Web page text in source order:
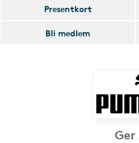
Presentkort
Bli medlem
Ger